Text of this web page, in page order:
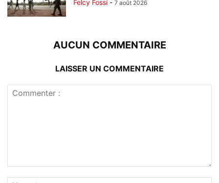
Felcy Fossi - 7 août 2026
AUCUN COMMENTAIRE
LAISSER UN COMMENTAIRE